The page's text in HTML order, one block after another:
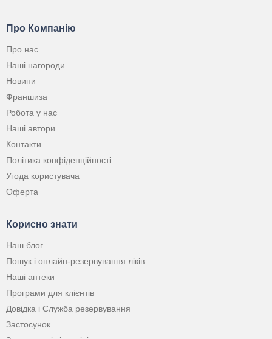
Про Компанію
Про нас
Наші нагороди
Новини
Франшиза
Робота у нас
Наші автори
Контакти
Політика конфіденційності
Угода користувача
Оферта
Корисно знати
Наш блог
Пошук і онлайн-резервування ліків
Наші аптеки
Програми для клієнтів
Довідка і Служба резервування
Застосунок